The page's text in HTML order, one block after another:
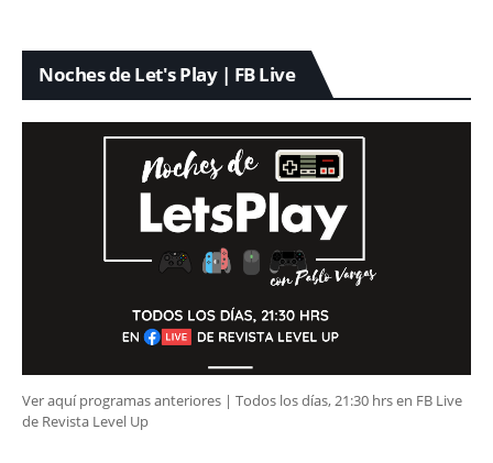
Noches de Let's Play | FB Live
Ver aquí programas anteriores | Todos los días, 21:30 hrs en FB Live
de Revista Level Up